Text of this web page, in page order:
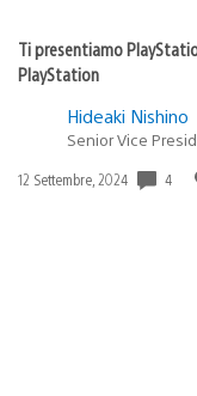
Ti presentiamo
PlayStation
Hideaki Nishino
Senior Vice
Data
12 Settembre, 2024 4